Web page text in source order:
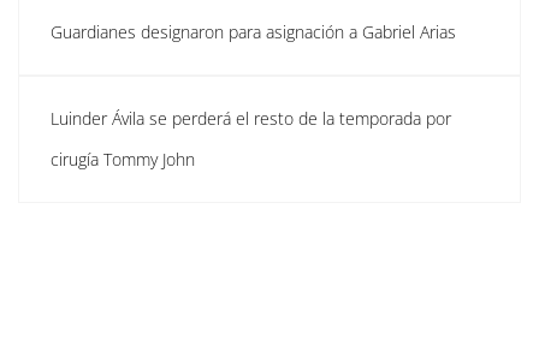
Guardianes designaron para asignación a Gabriel Arias
Luinder Ávila se perderá el resto de la temporada por
cirugía Tommy John